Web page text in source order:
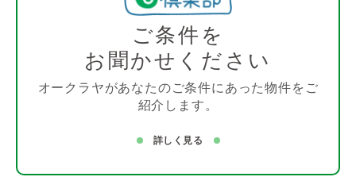
ご条件を
お聞かせください
オークラヤがあなたのご条件にあった物件をご
紹介します。
詳しく見る